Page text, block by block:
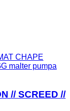
CHAPE
malter pumpa
// SCREED //